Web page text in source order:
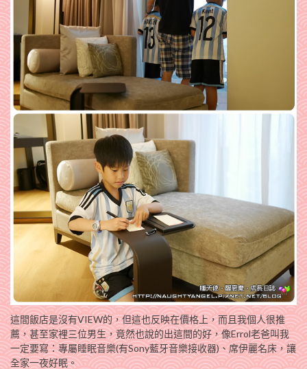
這間飯店是沒有VIEW的，但這也反映在價格上，而且我個人很推
薦，甚至家裡三位男生，竟然也說的出這間的好，像Errol老爸叫我
一定要寫：專屬睡眠音樂(有Sony藍牙音樂接收器)、席伊麗名床，讓
全家一夜好眠。